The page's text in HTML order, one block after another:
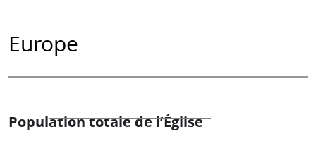
Europe
Population totale de l’Église